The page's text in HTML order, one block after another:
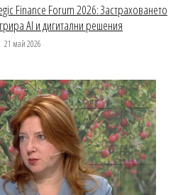
Finance Forum 2026: Застраховането
AI и дигитални решения
21 май 2026